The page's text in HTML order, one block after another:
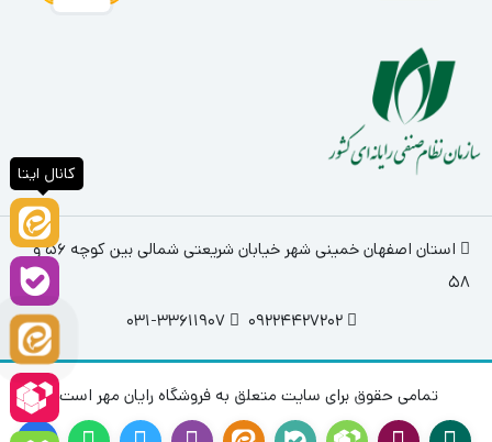
استان اصفهان خمینی شهر خیابان شریعتی شمالی بین کوچه 56 و
58
09224427202
031-33611907
تمامی حقوق برای سایت متعلق به فروشگاه رایان مهر است.
کانال ایتا